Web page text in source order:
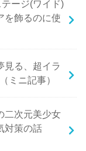
ージ(ワイド)
を飾るのに使
見る、超イラ
ミニ記事）
二次元美少女
対策の話